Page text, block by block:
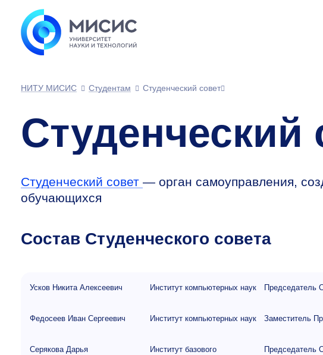
НИТУ МИСИС
Студентам Студенческий совет
Студенческий совет — орган самоуправления,
обучающихся
Состав Студенческого совета
Усков Никита Алексеевич Институт компьютерных наук Председатель
Федосеев Иван Сергеевич Институт компьютерных наук Заместитель
Серякова Дарья
Институт базового
Председатель